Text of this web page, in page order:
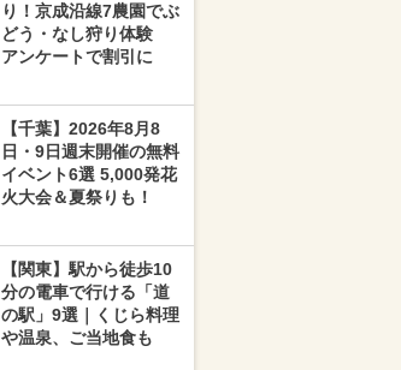
り！京成沿線7農園でぶ
どう・なし狩り体験
アンケートで割引に
【千葉】2026年8月8
日・9日週末開催の無料
イベント6選 5,000発花
火大会＆夏祭りも！
【関東】駅から徒歩10
分の電車で行ける「道
の駅」9選｜くじら料理
や温泉、ご当地食も